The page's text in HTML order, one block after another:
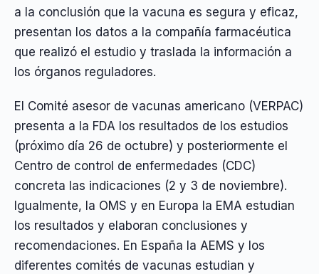
a la conclusión que la vacuna es segura y eficaz,
presentan los datos a la compañía farmacéutica
que realizó el estudio y traslada la información a
los órganos reguladores.
El Comité asesor de vacunas americano (VERPAC)
presenta a la FDA los resultados de los estudios
(próximo día 26 de octubre) y posteriormente el
Centro de control de enfermedades (CDC)
concreta las indicaciones (2 y 3 de noviembre).
Igualmente, la OMS y en Europa la EMA estudian
los resultados y elaboran conclusiones y
recomendaciones. En España la AEMS y los
diferentes comités de vacunas estudian y